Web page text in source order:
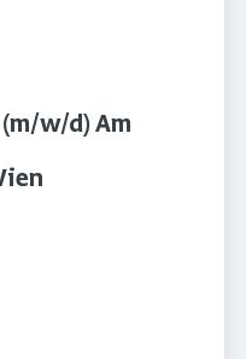
w/d) Am